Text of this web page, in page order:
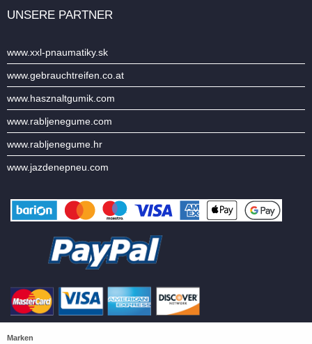
UNSERE PARTNER
www.xxl-pnaumatiky.sk
www.gebrauchtreifen.co.at
www.hasznaltgumik.com
www.rabljenegume.com
www.rabljenegume.hr
www.jazdenepneu.com
Marken